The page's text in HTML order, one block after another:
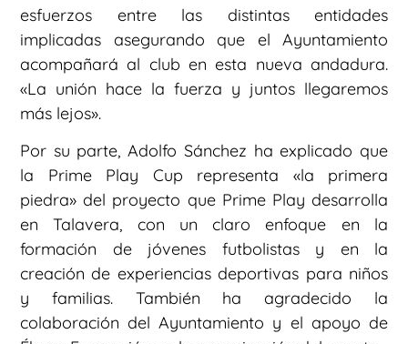
esfuerzos entre las distintas entidades
implicadas asegurando que el Ayuntamiento
acompañará al club en esta nueva andadura.
«La unión hace la fuerza y juntos llegaremos
más lejos».
Por su parte, Adolfo Sánchez ha explicado que
la Prime Play Cup representa «la primera
piedra» del proyecto que Prime Play desarrolla
en Talavera, con un claro enfoque en la
formación de jóvenes futbolistas y en la
creación de experiencias deportivas para niños
y familias. También ha agradecido la
colaboración del Ayuntamiento y el apoyo de